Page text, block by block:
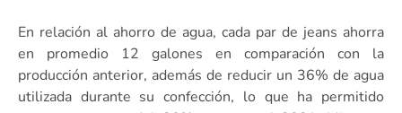
En relación al ahorro de agua, cada par de jeans ahorra
en promedio 12 galones en comparación con la
producción anterior, además de reducir un 36% de agua
utilizada durante su confección, lo que ha permitido